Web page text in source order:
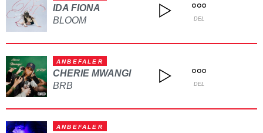
IDA FIONA
BLOOM
DEL
ANBEFALER
CHERIE MWANGI
BRB
DEL
ANBEFALER